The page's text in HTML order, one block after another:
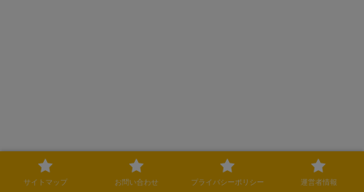
サイトマップ お問い合わせ プライバシーポリシー 運営者情報